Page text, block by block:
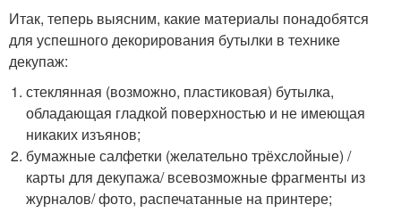
Итак, теперь выясним, какие материалы понадобятся
для успешного декорирования бутылки в технике
декупаж:
стеклянная (возможно, пластиковая) бутылка,
обладающая гладкой поверхностью и не имеющая
никаких изъянов;
бумажные салфетки (желательно трёхслойные) /
карты для декупажа/ всевозможные фрагменты из
журналов/ фото, распечатанные на принтере;